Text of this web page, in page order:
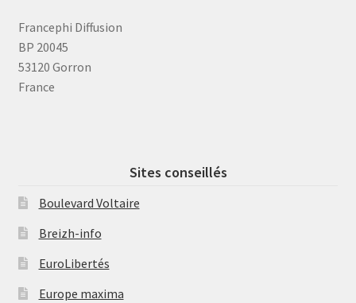
Francephi Diffusion
BP 20045
53120 Gorron
France
Sites conseillés
Boulevard Voltaire
Breizh-info
EuroLibertés
Europe maxima